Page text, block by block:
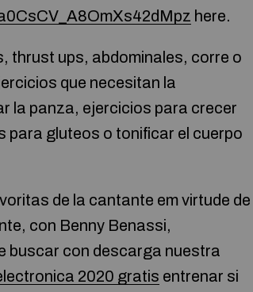
here.
thrust ups, abdominales, corre o
que necesitan la
la panza, ejercicios para crecer
para gluteos o tonificar el cuerpo
de la cantante em virtude de
con Benny Benassi,
buscar con descarga nuestra
2020 gratis entrenar si